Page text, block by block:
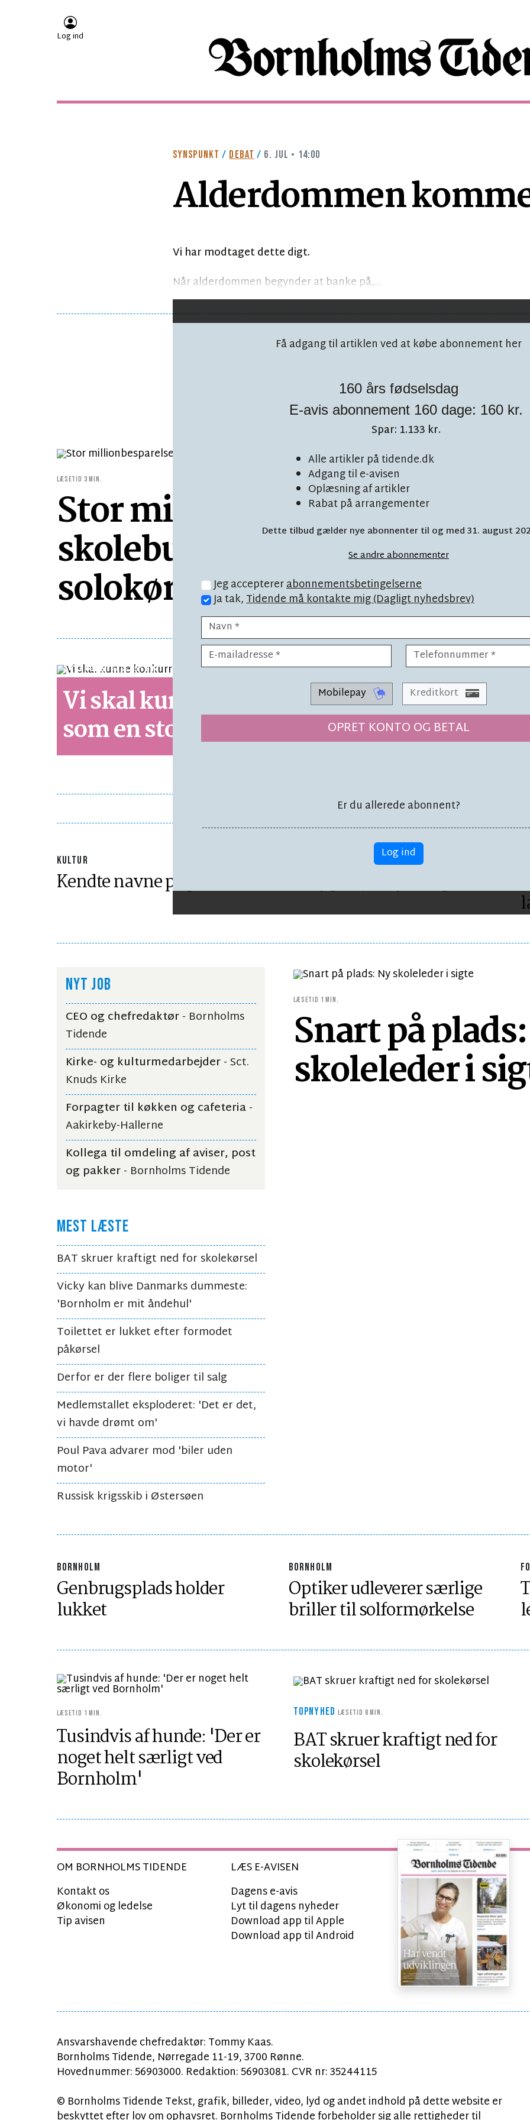
Log ind
SYNSPUNKT / DEBAT / 6. JUL • 14:00
Alderdommen
Vi har modtaget dette digt.
Når alderdommen begynder at banke på,...
Få adgang til artiklen ved at købe abonnement her
160 års fødselsdag
E-avis abonnement 160 dage: 160 kr.
Spar: 1.133 kr.
Alle artikler på tidende.dk
Adgang til e-avisen
Oplæsning af artikler
Rabat på arrangementer
Dette tilbud gælder nye abonnenter til og med 31. august
Se andre abonnementer
Jeg acceptererabonnementsbetingelserne
Ja tak,Tidende må kontakte mig (Dagligt nyhedsbrev)
Mobilepay Kreditkort
OPRET KONTO OG BETAL
Er du allerede abonnent?
Log ind
LÆSETID 3 MIN.
Stor millionbesparelse på
skolebusser vil blive spist af
solokørsel til 16 børn
SYNSPUNKTLÆSETID 5 MIN.
Vi skal kunne konkurrere
som en stormagt
LÆSETID 1 MIN.
Brand i
hele øen
KULTUR
Kendte navne på plakaten
NYT JOB
CEO og chefredaktør- Bornholms
Tidende
Kirke- og kulturmedarbejder- Sct.
Knuds Kirke
Forpagter til køkken og cafeteria-
Aakirkeby-Hallerne
Kollega til omdeling af aviser, post
og pakker- Bornholms Tidende
MEST LÆSTE
BAT skruer kraftigt ned for skolekørsel
Vicky kan blive Danmarks dummeste:
'Bornholm er mit åndehul'
Toilettet er lukket efter formodet
påkørsel
Derfor er der flere boliger til salg
Medlemstallet eksploderet: 'Det er det,
vi havde drømt om'
Poul Pava advarer mod 'biler uden
motor'
Russisk krigsskib i Østersøen
LÆSETID 1 MIN.
Snart på
skoleleder i
BORNHOLM
Genbrugsplads holder
lukket
BORNHOLM
Optiker udleverer særlige
briller til solformørkelse
LÆSETID 1 MIN.
Tusindvis af hunde: 'Der er
noget helt særligt ved
Bornholm'
TOPNYHEDLÆSETID 8 MIN.
BAT skruer kraftigt ned for
skolekørsel
OM BORNHOLMS TIDENDE
Kontakt os
Økonomi og ledelse
Tip avisen
LÆS E-AVISEN
Dagens e-avis
Lyt til dagens nyheder
Download app til Apple
Download app til Android
Ansvarshavende chefredaktør: Tommy Kaas.
Bornholms Tidende, Nørregade 11-19, 3700 Rønne.
Hovednummer: 56903000. Redaktion: 56903081. CVR nr: 35244115
© Bornholms Tidende Tekst, grafik, billeder, video, lyd og andet indhold på dette website er